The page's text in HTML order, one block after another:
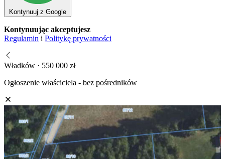
Kontynuuj z Google
Kontynuując akceptujesz
Regulamin i Politykę prywatności
Władków · 550 000 zł
Ogłoszenie właściciela - bez pośredników